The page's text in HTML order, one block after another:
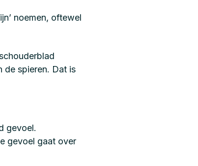
noemen, oftewel
de spieren. Dat is
gevoel.
gevoel gaat over